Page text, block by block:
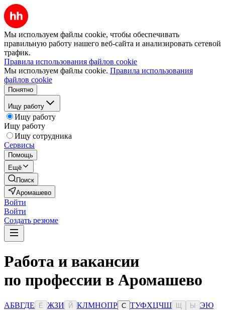
Мы используем файлы cookie, чтобы обеспечивать
правильную работу нашего веб-сайта и анализировать сетевой
трафик.
Правила использования файлов cookie
Мы используем файлы cookie. Правила использования
файлов cookie
Понятно
Ищу работу
Ищу работу
Ищу работу
Ищу сотрудника
Сервисы
Помощь
Ещё
Поиск
Аромашево
Войти
Войти
Создать резюме
Работа и вакансии
по профессии в Аромашево
АБВГДЕ Ё ЖЗИ Й КЛМНОПР С ТУФХЦЧШ Ы ЭЮ